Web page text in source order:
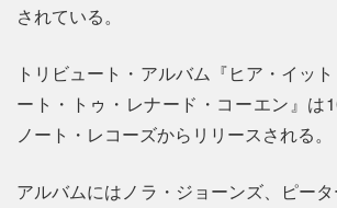
されている。
トリビュート・アルバム『ヒア・イッ
ート・トゥ・レナード・コーエン』は
ノート・レコーズからリリースされる。
アルバムにはノラ・ジョーンズ、ピータ